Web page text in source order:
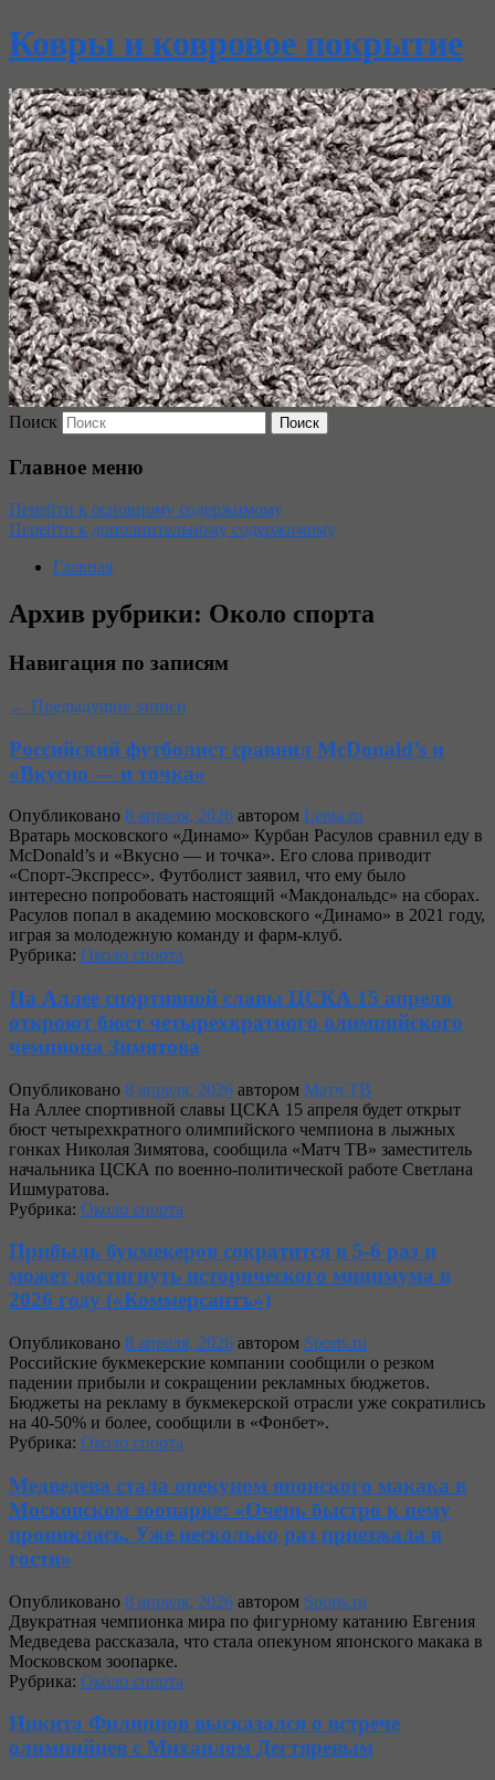
Ковры и ковровое покрытие
Поиск
Главное меню
Перейти к основному содержимому
Перейти к дополнительному содержимому
Главная
Архив рубрики: Около спорта
Навигация по записям
← Предыдущие записи
Российский футболист сравнил McDonald’s и
«Вкусно — и точка»
Опубликовано 8 апреля, 2026 автором Lenta.ru
Вратарь московского «Динамо» Курбан Расулов сравнил еду в
McDonald’s и «Вкусно — и точка». Его слова приводит
«Спорт-Экспресс». Футболист заявил, что ему было
интересно попробовать настоящий «Макдональдс» на сборах.
Расулов попал в академию московского «Динамо» в 2021 году,
играя за молодежную команду и фарм-клуб.
Рубрика: Около спорта
На Аллее спортивной славы ЦСКА 15 апреля
откроют бюст четырехкратного олимпийского
чемпиона Зимятова
Опубликовано 8 апреля, 2026 автором Матч ТВ
На Аллее спортивной славы ЦСКА 15 апреля будет открыт
бюст четырехкратного олимпийского чемпиона в лыжных
гонках Николая Зимятова, сообщила «Матч ТВ» заместитель
начальника ЦСКА по военно‑политической работе Светлана
Ишмуратова.
Рубрика: Около спорта
Прибыль букмекеров сократится в 5-6 раз и
может достигнуть исторического минимума в
2026 году («Коммерсантъ»)
Опубликовано 8 апреля, 2026 автором Sports.ru
Российские букмекерские компании сообщили о резком
падении прибыли и сокращении рекламных бюджетов.
Бюджеты на рекламу в букмекерской отрасли уже сократились
на 40-50% и более, сообщили в «Фонбет».
Рубрика: Около спорта
Медведева стала опекуном японского макака в
Московском зоопарке: «Очень быстро к нему
прониклась. Уже несколько раз приезжала в
гости»
Опубликовано 8 апреля, 2026 автором Sports.ru
Двукратная чемпионка мира по фигурному катанию Евгения
Медведева рассказала, что стала опекуном японского макака в
Московском зоопарке.
Рубрика: Около спорта
Никита Филиппов высказался о встрече
олимпийцев с Михаилом Дегтяревым